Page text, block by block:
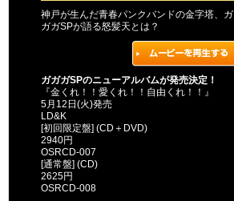
神戸が生んだ青春パンクバンドの金字塔、ガ
ガガSPが語る怒髪天とは？
ガガガSPのニューアルバムが発売決定！
『金くれ！！愛くれ！！自由くれ！！』
5月12日(火)発売
LD&K
[初回限定盤] (CD＋DVD)
2940円
OSRCD-007
[通常盤] (CD)
2625円
OSRCD-008